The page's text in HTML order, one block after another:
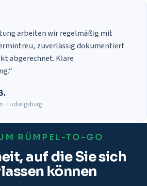
arbeiten wir regelmäßig mit
zuverlässig dokumentiert
abgerechnet. Klare
· Ludwigsburg
RÜMPEL-TO-GO
auf die Sie sich
können